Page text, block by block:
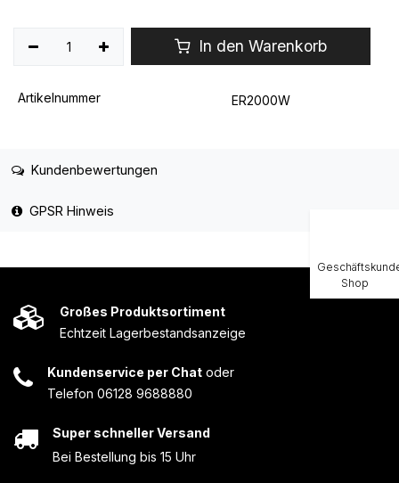
In den Warenkorb
Artikelnummer ER2000W
Kundenbewertungen
GPSR Hinweis
Großes Produktsortiment
Echtzeit Lagerbestandsanzeige
Kundenservice per Chat oder
Telefon 06128 9688880
Super schneller Versand
Bei Bestellung bis 15 Uhr
Shop